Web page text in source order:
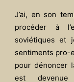
J’ai, en son
procéder à
soviétiques et
sentiments pro-
pour dénoncer
est